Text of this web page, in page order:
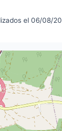
el 06/08/